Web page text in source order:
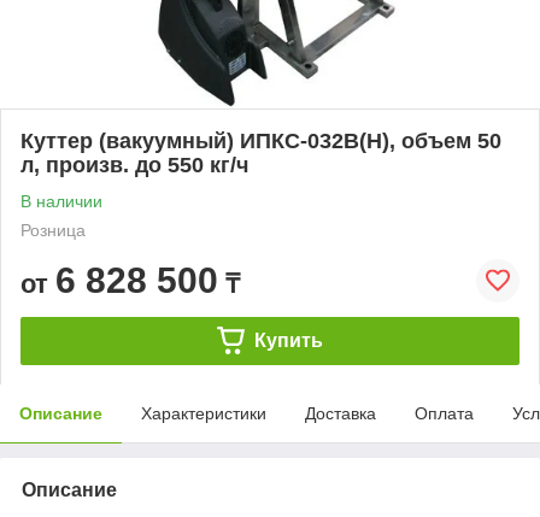
Куттер (вакуумный) ИПКС-032В(Н), объем 50
л, произв. до 550 кг/ч
В наличии
Розница
от 6 828 500 ₸
Купить
Описание Характеристики Доставка Оплата
Описание